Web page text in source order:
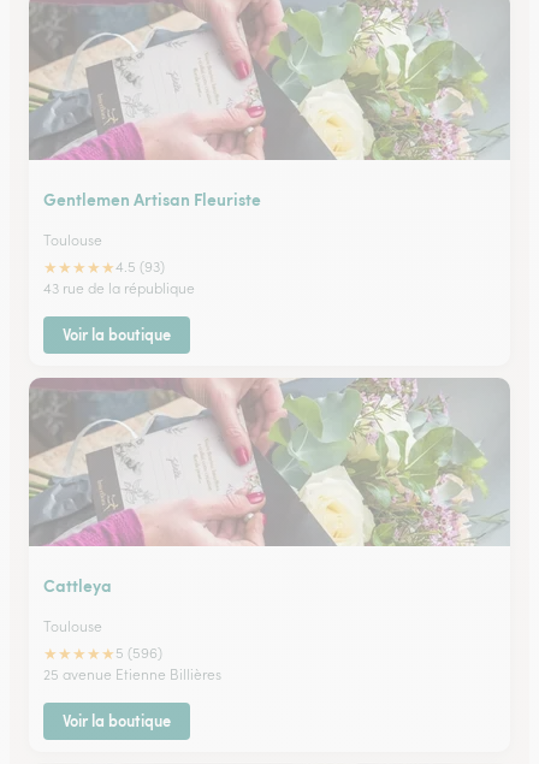
Gentlemen Artisan Fleuriste
Toulouse
★★★★★4.5 (93)
43 rue de la république
Voir la boutique
Cattleya
Toulouse
★★★★★ 5 (596)
25 avenue Etienne Billières
Voir la boutique